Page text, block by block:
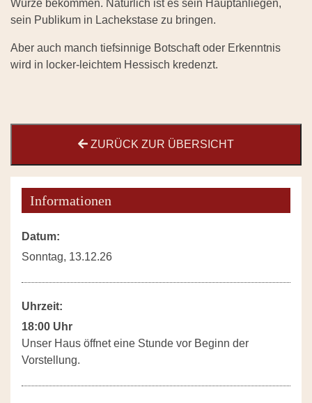
Würze bekommen. Natürlich ist es sein Hauptanliegen,
sein Publikum in Lachekstase zu bringen.
Aber auch manch tiefsinnige Botschaft oder Erkenntnis
wird in locker-leichtem Hessisch kredenzt.
ZURÜCK ZUR ÜBERSICHT
Informationen
Datum:
Sonntag, 13.12.26
Uhrzeit:
18:00 Uhr
Unser Haus öffnet eine Stunde vor Beginn der
Vorstellung.